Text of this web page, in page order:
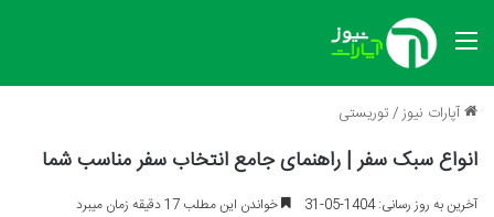
منو
آپارات نیوز/توریستی
انواع سبک سفر | راهنمای جامع انتخاب سفر مناسب شما
آخرین به روز رسانی: 1404-05-31 خواندن این مطلب 17 دقیقه زمان میبرد